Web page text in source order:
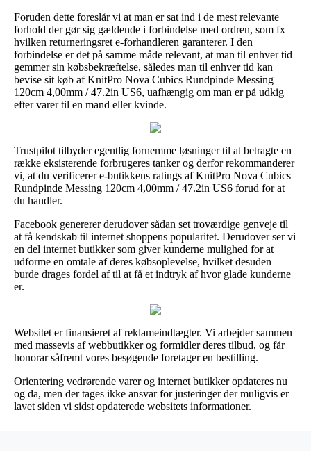
Foruden dette foreslår vi at man er sat ind i de mest relevante
forhold der gør sig gældende i forbindelse med ordren, som fx
hvilken returneringsret e-forhandleren garanterer. I den
forbindelse er det på samme måde relevant, at man til enhver tid
gemmer sin købsbekræftelse, således man til enhver tid kan
bevise sit køb af KnitPro Nova Cubics Rundpinde Messing
120cm 4,00mm / 47.2in US6, uafhængig om man er på udkig
efter varer til en mand eller kvinde.
Trustpilot tilbyder egentlig fornemme løsninger til at betragte en
række eksisterende forbrugeres tanker og derfor rekommanderer
vi, at du verificerer e-butikkens ratings af KnitPro Nova Cubics
Rundpinde Messing 120cm 4,00mm / 47.2in US6 forud for at
du handler.
Facebook genererer derudover sådan set troværdige genveje til
at få kendskab til internet shoppens popularitet. Derudover ser vi
en del internet butikker som giver kunderne mulighed for at
udforme en omtale af deres købsoplevelse, hvilket desuden
burde drages fordel af til at få et indtryk af hvor glade kunderne
er.
Websitet er finansieret af reklameindtægter. Vi arbejder sammen
med massevis af webbutikker og formidler deres tilbud, og får
honorar såfremt vores besøgende foretager en bestilling.
Orientering vedrørende varer og internet butikker opdateres nu
og da, men der tages ikke ansvar for justeringer der muligvis er
lavet siden vi sidst opdaterede websitets informationer.